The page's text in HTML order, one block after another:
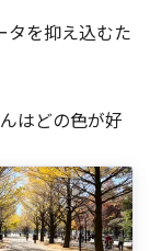
タを抑え込むた
はどの色が好